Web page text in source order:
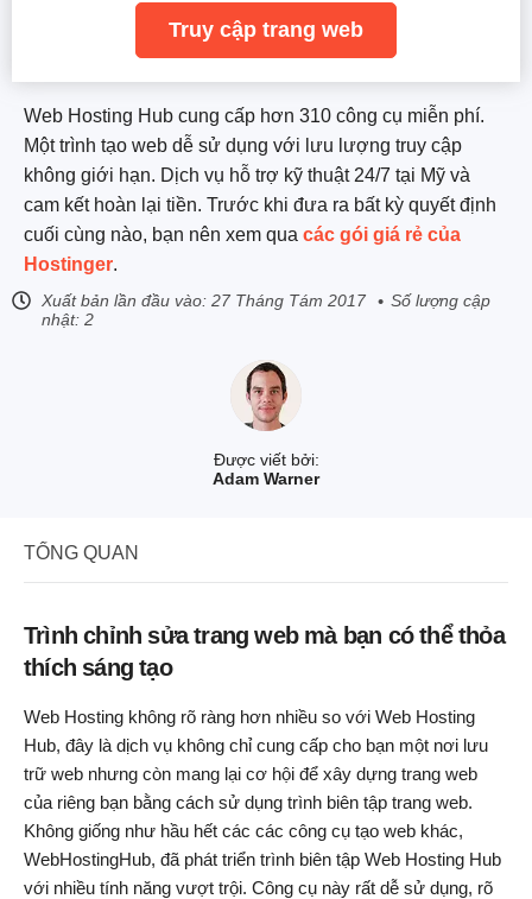
Được viết bởi:
Adam Warner
Web Hosting Hub cung cấp hơn 310 công cụ miễn phí.
Một trình tạo web dễ sử dụng với lưu lượng truy cập
không giới hạn. Dịch vụ hỗ trợ kỹ thuật 24/7 tại Mỹ và
cam kết hoàn lại tiền. Trước khi đưa ra bất kỳ quyết định
cuối cùng nào, bạn nên xem qua các gói giá rẻ của
Hostinger.
Xuất bản lần đầu vào: 27 Tháng Tám 2017
Số lượng cập
nhật: 2
Truy cập trang web
TỔNG QUAN
Trình chỉnh sửa trang web mà bạn có thể thỏa
thích sáng tạo
Web Hosting không rõ ràng hơn nhiều so với Web Hosting
Hub, đây là dịch vụ không chỉ cung cấp cho bạn một nơi lưu
trữ web nhưng còn mang lại cơ hội để xây dựng trang web
của riêng bạn bằng cách sử dụng trình biên tập trang web.
Không giống như hầu hết các các công cụ tạo web khác,
WebHostingHub, đã phát triển trình biên tập Web Hosting Hub
với nhiều tính năng vượt trội. Công cụ này rất dễ sử dụng, rõ